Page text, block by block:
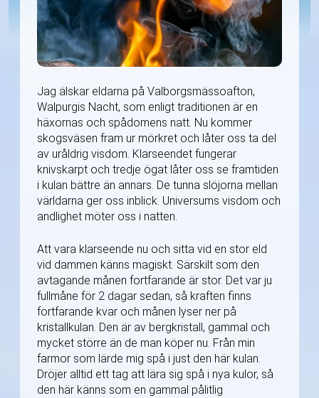
Jag älskar eldarna på Valborgsmässoafton,
Walpurgis Nacht, som enligt traditionen är en
häxornas och spådomens natt. Nu kommer
skogsväsen fram ur mörkret och låter oss ta del
av uråldrig visdom. Klarseendet fungerar
knivskarpt och tredje ögat låter oss se framtiden
i kulan bättre än annars. De tunna slöjorna mellan
världarna ger oss inblick. Universums visdom och
andlighet möter oss i natten.
Att vara klarseende nu och sitta vid en stor eld
vid dammen känns magiskt. Särskilt som den
avtagande månen fortfarande är stor. Det var ju
fullmåne för 2 dagar sedan, så kraften finns
fortfarande kvar och månen lyser ner på
kristallkulan. Den är av bergkristall, gammal och
mycket större än de man köper nu. Från min
farmor som lärde mig spå i just den här kulan.
Dröjer alltid ett tag att lära sig spå i nya kulor, så
den här känns som en gammal pålitlig